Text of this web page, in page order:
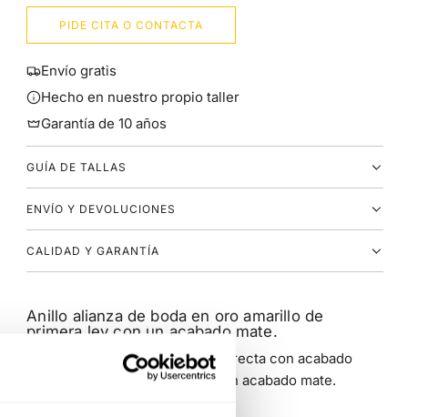
PIDE CITA O CONTACTA
Envío gratis
Hecho en nuestro propio taller
Garantía de 10 años
GUÍA DE TALLAS
ENVÍO Y DEVOLUCIONES
CALIDAD Y GARANTÍA
Anillo alianza de boda en oro amarillo de
primera ley con un acabado mate.
El diseño del aro es en sección recta con acabado
mate en el exterior y laterales en acabado mate.